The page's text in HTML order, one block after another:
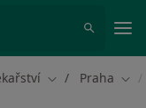
Změna města
Praha